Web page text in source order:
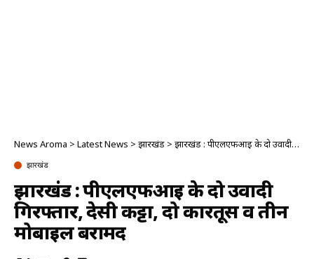
News Aroma > Latest News > झारखंड > झारखंड : पीएलएफआइ के दो उग्रवादी गिरफ्तार, देसी कट्टा, दो कारतूस व तीन मोबाइल बरामद
झारखंड
झारखंड : पीएलएफआइ के दो उग्रवादी
गिरफ्तार, देसी कट्टा, दो कारतूस व तीन
मोबाइल बरामद